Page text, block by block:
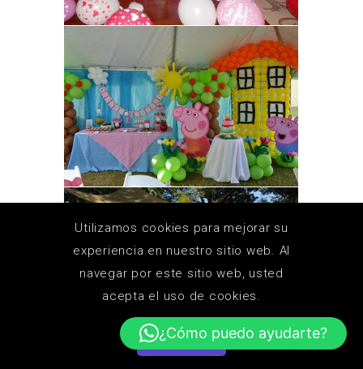
Utilizamos cookies para mejorar su
experiencia en nuestro sitio web. Al
navegar por este sitio web, usted
acepta el uso de cookies.
ACEPTAR
¿Cómo puedo ayudarte?